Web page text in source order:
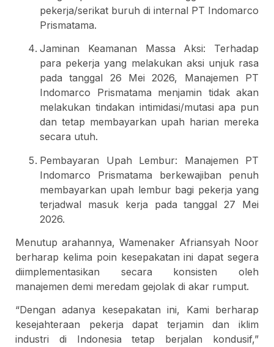
pekerja/serikat buruh di internal PT Indomarco
Prismatama.
Jaminan Keamanan Massa Aksi: Terhadap
para pekerja yang melakukan aksi unjuk rasa
pada tanggal 26 Mei 2026, Manajemen PT
Indomarco Prismatama menjamin tidak akan
melakukan tindakan intimidasi/mutasi apa pun
dan tetap membayarkan upah harian mereka
secara utuh.
Pembayaran Upah Lembur: Manajemen PT
Indomarco Prismatama berkewajiban penuh
membayarkan upah lembur bagi pekerja yang
terjadwal masuk kerja pada tanggal 27 Mei
2026.
Menutup arahannya, Wamenaker Afriansyah Noor
berharap kelima poin kesepakatan ini dapat segera
diimplementasikan secara konsisten oleh
manajemen demi meredam gejolak di akar rumput.
“Dengan adanya kesepakatan ini, Kami berharap
kesejahteraan pekerja dapat terjamin dan iklim
industri di Indonesia tetap berjalan kondusif,”